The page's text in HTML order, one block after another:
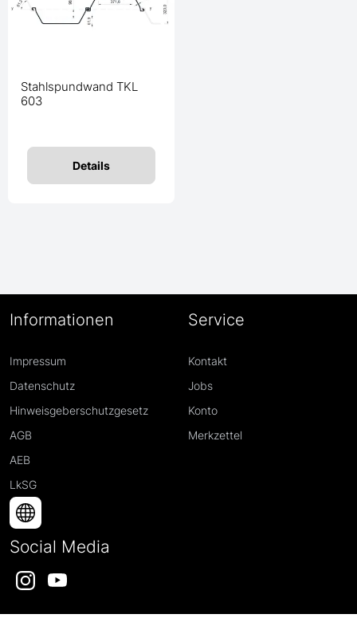
Stahlspundwand TKL
603
Details
Informationen
Impressum
Datenschutz
Hinweisgeberschutzgesetz
AGB
AEB
LkSG
Service
Kontakt
Jobs
Konto
Merkzettel
Social Media
InstagramYouTube